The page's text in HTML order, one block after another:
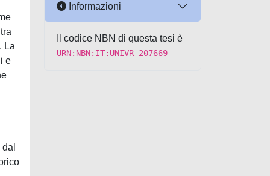
La
e
Informazioni
Il codice NBN di questa tesi è
URN:NBN:IT:UNIVR-207669